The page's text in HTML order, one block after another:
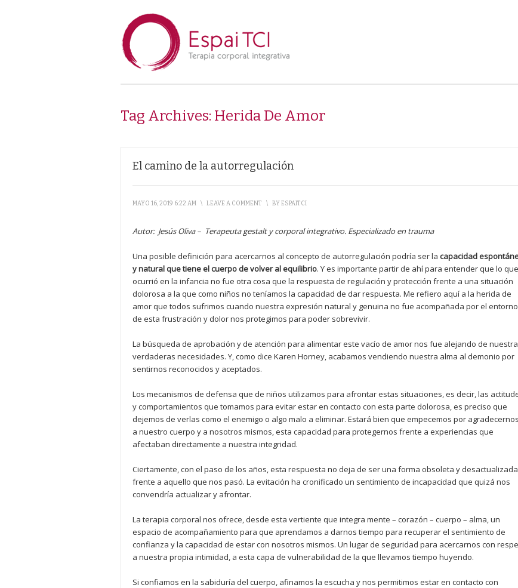
Tag Archives: Herida De Amor
El camino de la autorregulación
MAYO 16, 2019 6:22 AM \ LEAVE A COMMENT \ BYESPAITCI
Autor: Jesús Oliva – Terapeuta gestalt y corporal integrativo. Especializado en trauma
Una posible definición para acercarnos al concepto de autorregulación podría ser la capacidad
y natural que tiene el cuerpo de volver al equilibrio. Y es importante partir de ahí para entender que lo que
ocurrió en la infancia no fue otra cosa que la respuesta de regulación y protección frente a una situación
dolorosa a la que como niños no teníamos la capacidad de dar respuesta. Me refiero aquí a la herida de
amor que todos sufrimos cuando nuestra expresión natural y genuina no fue acompañada por el
de esta frustración y dolor nos protegimos para poder sobrevivir.
La búsqueda de aprobación y de atención para alimentar este vacío de amor nos fue alejando de
verdaderas necesidades. Y, como dice Karen Horney, acabamos vendiendo nuestra alma al demonio por
sentirnos reconocidos y aceptados.
Los mecanismos de defensa que de niños utilizamos para afrontar estas situaciones, es decir, las
y comportamientos que tomamos para evitar estar en contacto con esta parte dolorosa, es preciso que
dejemos de verlas como el enemigo o algo malo a eliminar. Estará bien que empecemos por
a nuestro cuerpo y a nosotros mismos, esta capacidad para protegernos frente a experiencias que
afectaban directamente a nuestra integridad.
Ciertamente, con el paso de los años, esta respuesta no deja de ser una forma obsoleta y desactualizada
frente a aquello que nos pasó. La evitación ha cronificado un sentimiento de incapacidad que quizá nos
convendría actualizar y afrontar.
La terapia corporal nos ofrece, desde esta vertiente que integra mente – corazón – cuerpo – alma, un
espacio de acompañamiento para que aprendamos a darnos tiempo para recuperar el sentimiento de
confianza y la capacidad de estar con nosotros mismos. Un lugar de seguridad para acercarnos con
a nuestra propia intimidad, a esta capa de vulnerabilidad de la que llevamos tiempo huyendo.
Si confiamos en la sabiduría del cuerpo, afinamos la escucha y nos permitimos estar en contacto con